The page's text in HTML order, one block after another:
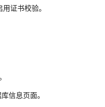
证书校验。
信息页面。